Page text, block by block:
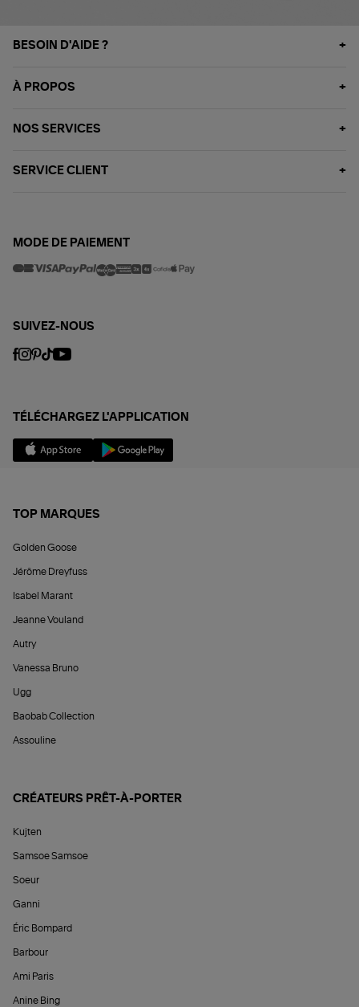
BESOIN D'AIDE ?
À PROPOS
NOS SERVICES
SERVICE CLIENT
MODE DE PAIEMENT
SUIVEZ-NOUS
TÉLÉCHARGEZ L'APPLICATION
TOP MARQUES
Golden Goose
Jérôme Dreyfuss
Isabel Marant
Jeanne Vouland
Autry
Vanessa Bruno
Ugg
Baobab Collection
Assouline
CRÉATEURS PRÊT-À-PORTER
Kujten
Samsoe Samsoe
Soeur
Ganni
Éric Bompard
Barbour
Ami Paris
Anine Bing